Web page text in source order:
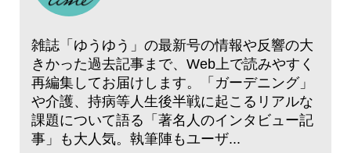
雑誌「ゆうゆう」の最新号の情報や反響の大
きかった過去記事まで、Web上で読みやすく
再編集してお届けします。「ガーデニング」
や介護、持病等人生後半戦に起こるリアルな
課題について語る「著名人のインタビュー記
事」も大人気。執筆陣もユーザ...